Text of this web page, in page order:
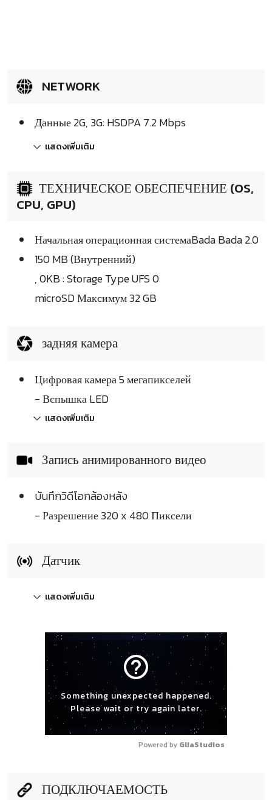
NETWORK
Данные 2G, 3G: HSDPA 7.2 Mbps
แสดงเพิ่มเติม
ТЕХНИЧЕСКОЕ ОБЕСПЕЧЕНИЕ (OS,
CPU, GPU)
Начальная операционная системаBada Bada 2.0
150 MB (Внутренний)
, 0KB : Storage Type UFS 0
microSD Максимум 32 GB
задняя камера
Цифровая камера 5 мегапикселей
- Вспышка LED
แสดงเพิ่มเติม
Запись анимированного видео
บันทึกวิดีโอกล้องหลัง
- Разрешение 320 x 480 Пиксели
Датчик
แสดงเพิ่มเติม
help_outline
Something unexpected happened.
Please wait or try again later.
Powered by GliaStudios
ПОДКЛЮЧАЕМОСТЬ